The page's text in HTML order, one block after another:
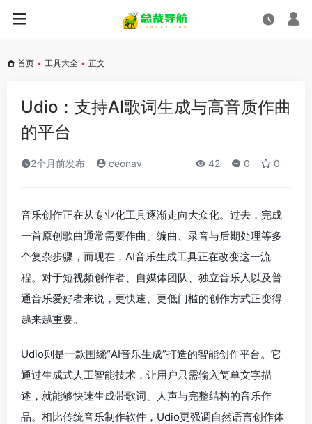
首页 • 工具大全 • 正文
Udio：支持AI歌词生成与高音质作曲
的平台
2个月前发布 ceonav 42 0 0
音乐创作正在从专业化工具逐渐走向大众化。过去，完成
一首原创歌曲通常需要作曲、编曲、录音与后期处理等多
个复杂步骤，而现在，AI音乐生成工具正在改变这一流
程。对于短视频创作者、自媒体团队、独立音乐人以及普
通音乐爱好者来说，更快速、更低门槛的创作方式正变得
越来越重要。
Udio则是一款围绕“AI音乐生成”打造的智能创作平台。它
通过生成式人工智能技术，让用户只需输入简单文字描
述，就能够快速生成带歌词、人声与完整结构的音乐作
品。相比传统音乐制作软件，Udio更强调自然语言创作体